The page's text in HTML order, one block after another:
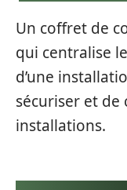
Un coffret de
qui centralise
d’une
sécuriser et de
installations.